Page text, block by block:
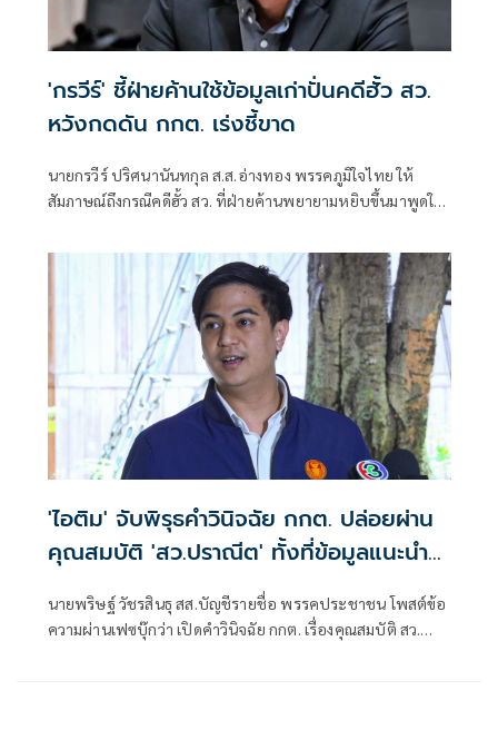
'กรวีร์' ชี้ฝ่ายค้านใช้ข้อมูลเก่าปั่นคดีฮั้ว สว.
หวังกดดัน กกต. เร่งชี้ขาด
นายกรวีร์ ปริศนานันทกุล ส.ส.อ่างทอง พรรคภูมิใจไทย ให้
สัมภาษณ์ถึงกรณีคดีฮั้ว สว. ที่ฝ่ายค้านพยายามหยิบขึ้นมาพูดใน
ไม่ได้กังวล เพราะทั้งหมดอยู่ในขั้นตอนของ คณะกรรมการการ
'ไอติม' จับพิรุธคำวินิจฉัย กกต. ปล่อยผ่าน
คุณสมบัติ 'สว.ปราณีต' ทั้งที่ข้อมูลแนะนำ
นายพริษฐ์ วัชรสินธุ สส.บัญชีรายชื่อ พรรคประชาชน โพสต์ข้อ
ความผ่านเฟซบุ๊กว่า เปิดคำวินิจฉัย กกต. เรื่องคุณสมบัติ สว.